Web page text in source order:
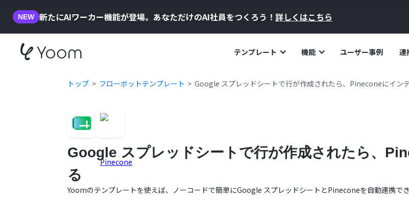
NEW 新たにAIワーカー機能が登場。あなただけのAI社員をつくろう！ 詳しくはこちら
テンプレート 機能 ユーザー事例 連
トップ フローボットテンプレート Google スプレッドシートで行が作成されたら、Pineconeにイン
Google スプレッドシートで行が作成されたら、
る
Yoomのテンプレートを使えば、ノーコードで簡単にGoogle スプレッドシート とPineconeを自動連携でき